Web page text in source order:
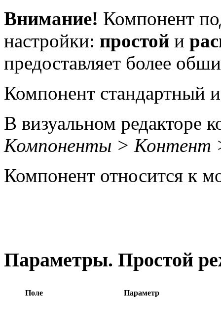
Внимание! Компонент
настройки: простой и
предоставляет более
Компонент стандартный
В визуальном редакторе
Компоненты > Контент
Компонент относится к
Параметры. Простой
Поле Параметр